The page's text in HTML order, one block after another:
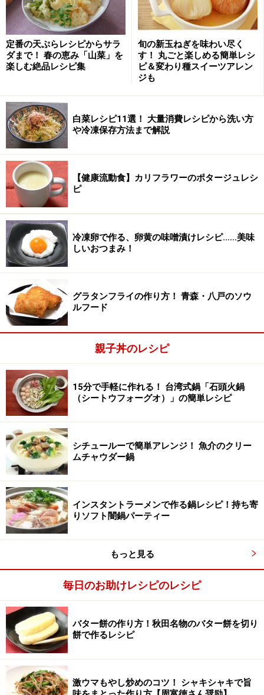
親子鍋の作り方・手順
親子鍋を作る
1
材料を切る
たまねぎは半分に切って、繊維と直角に1ｃｍ幅に切
る。鶏肉は一口大の削ぎ切りにする。長ネギは斜めの薄
切りにする。豆腐は1ｃｍ厚に切る。
2
鍋に出汁、調味料、鶏肉、玉ねぎを入れて煮る
鍋に出汁を入れて火にかけ、酒、砂糖、醤油を入れる。
煮立ちはじめたら、鶏肉と玉ねぎを入れて煮る。
定番の天ぷらレシピからサラ
ダまで！ 春の恵み「山菜」を
楽しむ絶品レシピ集
旬の新玉ねぎを味わい尽く
す！ 丸ごと楽しめる簡単レシ
ピ＆変わり種スイーツアレン
ジも
白菜レシピ11選！ 大量消費レシピから洗い方
や冷凍保存方法まで解説
【健康流動食】カリフラワーのポタージュレシ
ピ
冷凍卵で作る、卵黄の味噌漬けレシピ……美味
しいおつまみ！
グラタンフライの作り方！ 青森・八戸のソウ
ルフード
親子丼のレシピ
15分で手軽に作れる！ 台湾式鍋「石頭火鍋
（シートウフォーグオ）」の簡単レシピ
シチュールーで簡単アレンジ！ 魚介のクリー
ムチャウダー鍋
インスタントラーメンで作る鍋レシピ！持ち寄
りソフト闇鍋パーティー
もっと見る
毎日のお助けレシピのレシピ
バター餅の作り方！秋田名物のバター餅を切り
餅で作るレシピ
激ウマもやし炒めのコツ！ シャキシャキで旨